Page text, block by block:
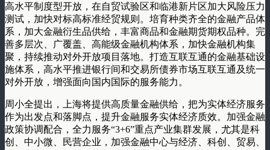
高水平制度型开放，在自贸试验区和临港新片区加大风险压力
测试，加快对标高标准经贸规则。培育种类齐全的金融产品体
系，加大金融衍生品供给，丰富商品和金融期货期权品种。完
善多层次、广覆盖、高能级金融机构体系，加快金融机构集
聚，持续推动对外开放项目落地。打造互联互通的金融基础设
施体系，高水平推进银行间和交易所债券市场互联互通及统一
对外开放，增强面向国内国际的服务能力。
周小全提出，上海将提供高质量金融供给，把为实体经济服务
作为出发点和落脚点，提升金融服务实体经济质效。加强金融
政策协调配合，全力服务“3+6”重点产业集群发展，尤其是科
创、中小微、民营企业，加强金融中心与经济、科创、贸易、